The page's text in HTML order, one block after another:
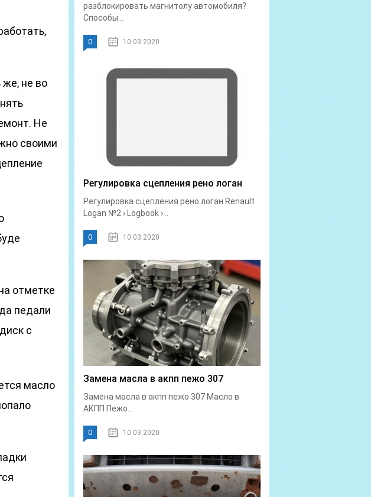
же, не во
Не
своими
отметке
педали
с
масло
разблокировать магнитолу автомобиля?
Способы...
0 10.03.2020
Регулировка сцепления рено логан
Регулировка сцепления рено логан Renault
Logan №2 › Logbook ›...
0 10.03.2020
Замена масла в акпп пежо 307
Замена масла в акпп пежо 307 Масло в
АКПП Пежо...
0 10.03.2020